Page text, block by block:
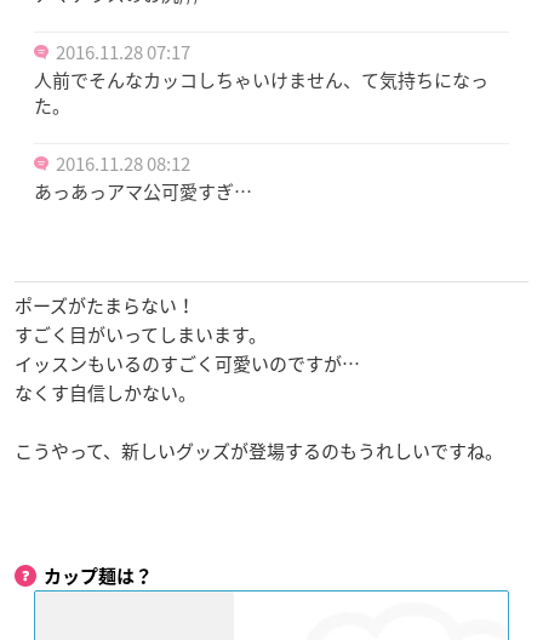
2016.11.28 07:17
人前でそんなカッコしちゃいけません、て気持ちになっ
た。
2016.11.28 08:12
あっあっアマ公可愛すぎ…
ポーズがたまらない！
すごく目がいってしまいます。
イッスンもいるのすごく可愛いのですが…
なくす自信しかない。
こうやって、新しいグッズが登場するのもうれしいですね。
カップ麺は？